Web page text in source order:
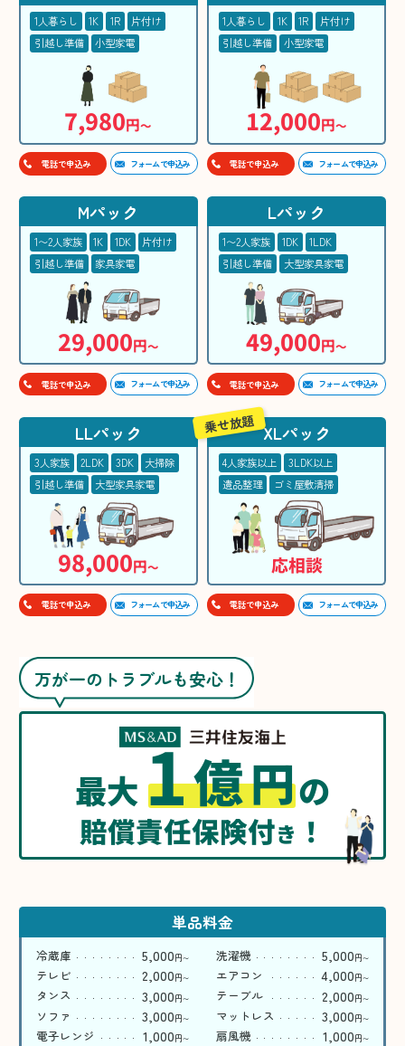
1人暮らし 1K 1R
片付け
引越し準備
小型家電
7,980円〜
電話で申込み フォームで申込み
1人暮らし 1K 1R
片付け
引越し準備
小型家電
12,000円〜
電話で申込み フォームで申込み
Mパック
1〜2人家族 1K 1DK
片付け
引越し準備
家具家電
29,000円〜
電話で申込み フォームで申込み
Lパック
1〜2人家族 1DK
1LDK
引越し準備
大型家具家電
49,000円〜
電話で申込み フォームで申込み
LLパック
3人家族 2LDK 3DK
大掃除
引越し準備
大型家具家電
98,000円〜
電話で申込み フォームで申込み
XLパック
4人家族以上
3LDK以上
遺品整理
ゴミ屋敷清掃
応相談
乗せ放題
電話で申込み フォームで申込み
万が一のトラブルも安心！
最大1億円の
賠償責任保険付き ！
単品料金
冷蔵庫 5,000円〜 洗濯機 5,000円〜
テレビ 2,000円〜 エアコン 4,000円〜
タンス 3,000円〜 テーブル 2,000円〜
ソファ 3,000円〜 マットレス 3,000円〜
電子レンジ 1,000円〜 扇風機 1,000円〜